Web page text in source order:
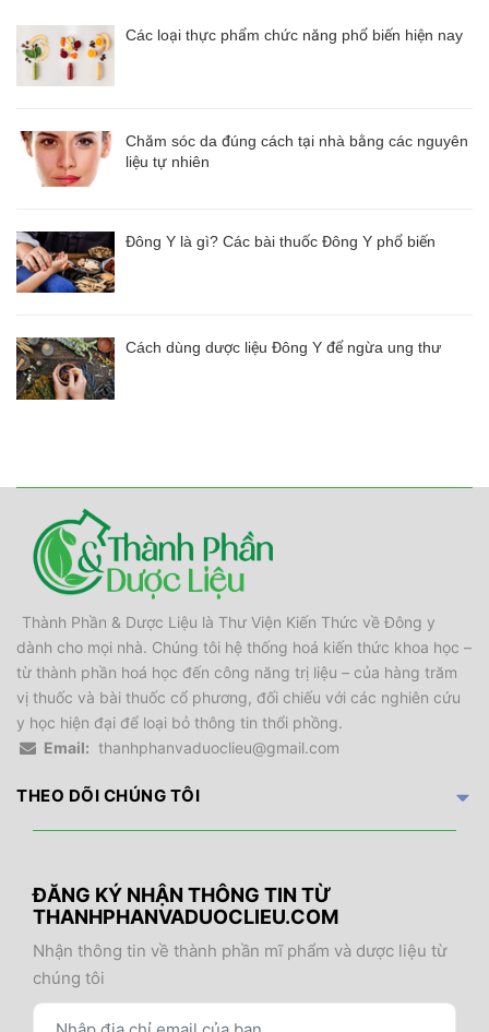
Các loại thực phẩm chức năng phổ biến hiện nay
Chăm sóc da đúng cách tại nhà bằng các nguyên
liệu tự nhiên
Đông Y là gì? Các bài thuốc Đông Y phổ biến
Cách dùng dược liệu Đông Y để ngừa ung thư
Thành Phần & Dược Liệu là Thư Viện Kiến Thức về Đông y
dành cho mọi nhà. Chúng tôi hệ thống hoá kiến thức khoa học –
từ thành phần hoá học đến công năng trị liệu – của hàng trăm
vị thuốc và bài thuốc cổ phương, đối chiếu với các nghiên cứu
y học hiện đại để loại bỏ thông tin thổi phồng.
Email: thanhphanvaduoclieu@gmail.com
THEO DÕI CHÚNG TÔI
ĐĂNG KÝ NHẬN THÔNG TIN TỪ
THANHPHANVADUOCLIEU.COM
Nhận thông tin về thành phần mĩ phẩm và dược liệu từ
chúng tôi